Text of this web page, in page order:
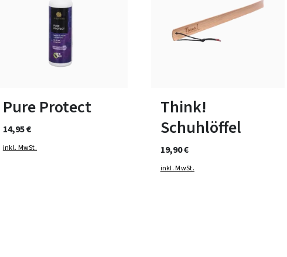
Pure Protect
14,95 €
inkl. MwSt.
Think!
Schuhlöffel
19,90 €
inkl. MwSt.